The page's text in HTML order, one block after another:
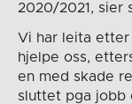
2020/2021, sier
Vi har leita etter
hjelpe oss,
en med skade
sluttet pga jobb